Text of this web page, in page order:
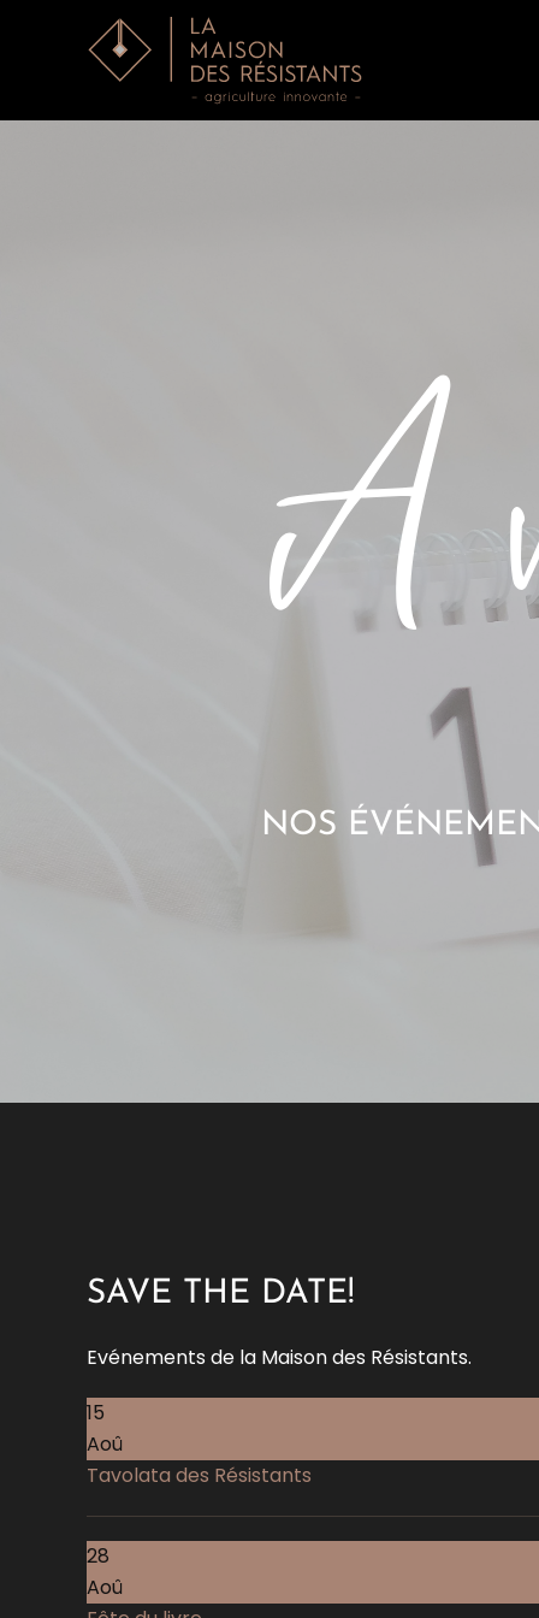
Accéder au contenu principal
NOS
SAVE THE DATE!
Evénements de la Maison des Résistants.
15
Aoû
Tavolata des Résistants
28
Aoû